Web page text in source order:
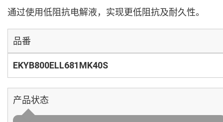
通过使用低阻抗电解液，实现更低阻抗及耐久性。
品番
EKYB800ELL681MK40S
产品状态